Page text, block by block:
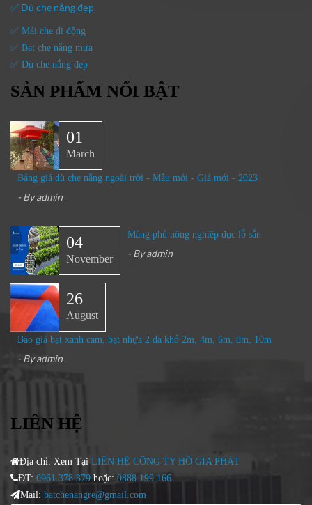
✅ Dù che nắng đẹp
✅ Mái che di động
✅ Bạt che nắng mưa
✅ Dù che nắng đẹp
SẢN PHẨM NỔI BẬT
01
March
Bảng giá dù che nắng ngoài trời - Mẫu mới - Giá mới - 2023
- Byadmin
04
November
Màng phủ nông nghiệp đục lỗ sẵn
- Byadmin
26
August
Báo giá bạt xanh cam, bạt nhựa 2 da khổ 2m, 4m, 6m, 8m, 10m
- Byadmin
LIÊN HỆ
Địa chỉ: Xem Tại LIÊN HỆ CÔNG TY HỒ GIA PHÁT
ĐT: 0961.378.379hoặc: 0888.199.166
Mail: batchenangre@gmail.com